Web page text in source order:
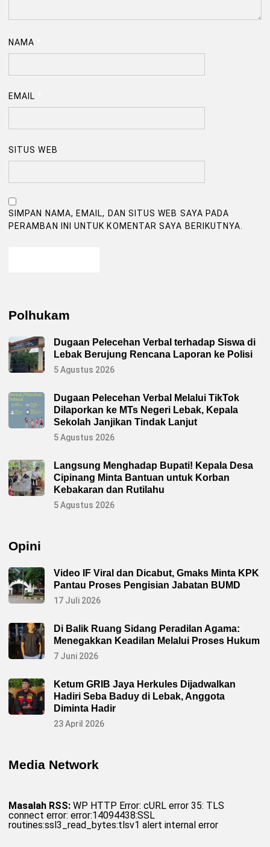
NAMA
EMAIL
SITUS WEB
SIMPAN NAMA, EMAIL, DAN SITUS WEB SAYA PADA
PERAMBAN INI UNTUK KOMENTAR SAYA BERIKUTNYA.
Polhukam
Dugaan Pelecehan Verbal terhadap Siswa di
Lebak Berujung Rencana Laporan ke Polisi
5 Agustus 2026
Dugaan Pelecehan Verbal Melalui TikTok
Dilaporkan ke MTs Negeri Lebak, Kepala
Sekolah Janjikan Tindak Lanjut
5 Agustus 2026
Langsung Menghadap Bupati! Kepala Desa
Cipinang Minta Bantuan untuk Korban
Kebakaran dan Rutilahu
5 Agustus 2026
Opini
Video IF Viral dan Dicabut, Gmaks Minta KPK
Pantau Proses Pengisian Jabatan BUMD
17 Juli 2026
Di Balik Ruang Sidang Peradilan Agama:
Menegakkan Keadilan Melalui Proses Hukum
7 Juni 2026
Ketum GRIB Jaya Herkules Dijadwalkan
Hadiri Seba Baduy di Lebak, Anggota
Diminta Hadir
23 April 2026
Media Network
Masalah RSS: WP HTTP Error: cURL error 35: TLS
connect error: error:14094438:SSL
routines:ssl3_read_bytes:tlsv1 alert internal error